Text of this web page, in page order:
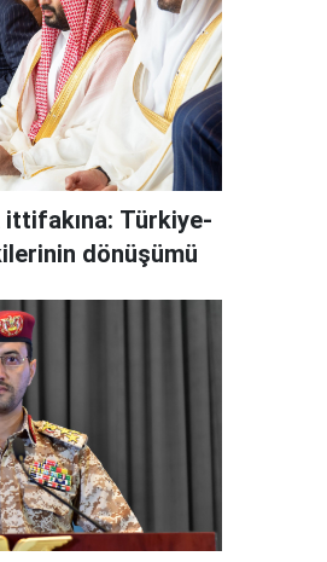
ittifakına: Türkiye-
dönüşümü